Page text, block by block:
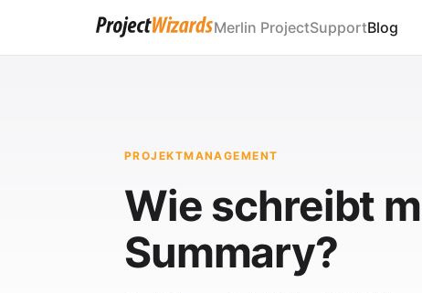
Merlin ProjectSupportBlog
PROJEKTMANAGEMENT
Wie schreibt
Summary?